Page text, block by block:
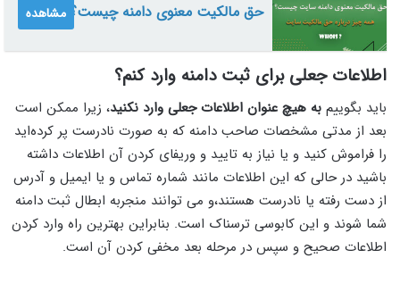
حق مالکیت معنوی دامنه چیست؟ مشاهده
اطلاعات جعلی برای ثبت دامنه وارد کنم؟
باید بگوییم به هیچ عنوان اطلاعات جعلی وارد نکنید، زیرا ممکن است
بعد از مدتی مشخصات صاحب دامنه که به صورت نادرست پر کرده‌اید
را فراموش کنید و یا نیاز به تایید و وریفای کردن آن اطلاعات داشته
باشید در حالی که این اطلاعات مانند شماره تماس و یا ایمیل و آدرس
از دست رفته یا نادرست هستند،و می توانند منجربه ابطال ثبت دامنه
شما شوند و این کابوسی ترسناک است. بنابراین بهترین راه وارد کردن
اطلاعات صحیح و سپس در مرحله بعد مخفی کردن آن است.